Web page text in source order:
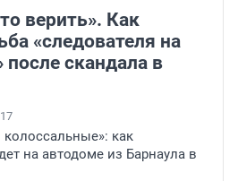
верить». Как
«следователя на
скандала в
как
на автодоме из Барнаула в